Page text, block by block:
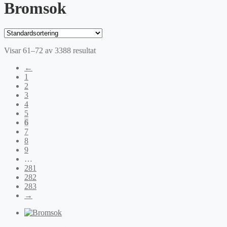
Bromsok
Visar 61–72 av 3388 resultat
←
1
2
3
4
5
6
7
8
9
…
281
282
283
→